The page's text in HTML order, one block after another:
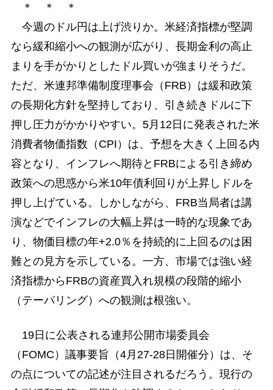
＊ ＊ ＊
今週のドル円は上げ渋りか。米経済指標が堅調
なら緩和縮小への観測が広がり、長期金利の高止
まりを手がかりとしたドル買いが強まりそうだ。
ただ、米連邦準備制度理事会（FRB）は緩和政策
の長期化方針を堅持しており、引き続きドルに下
押し圧力がかかりやすい。5月12日に発表された米
消費者物価指数（CPI）は、予想を大きく上回る内
容となり、インフレへ期待とFRBによる引き締め
政策への思惑から米10年債利回りが上昇しドルを
押し上げている。しかしながら、FRB当局者は講
演などでインフレの大幅上昇は一時的な現象であ
り、物価目標の年+2.0％を持続的に上回るのは困
難との見方を示している。一方、市場では強い経
済指標からFRBの資産買入れ規模の段階的縮小
（テーパリング）への観測は根強い。
19日に公表される連邦公開市場委員会
（FOMC）議事要旨（4月27-28日開催分）は、そ
の点についての記述が注目されるだろう。現行の